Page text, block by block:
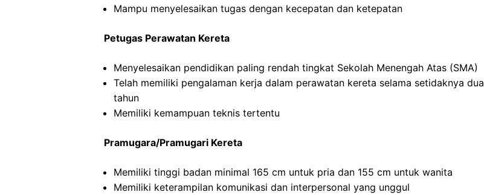
Mampu menyelesaikan tugas dengan kecepatan dan ketepatan
Petugas Perawatan Kereta
Menyelesaikan pendidikan paling rendah tingkat Sekolah Menengah Atas (SMA)
Telah memiliki pengalaman kerja dalam perawatan kereta selama setidaknya dua
tahun
Memiliki kemampuan teknis tertentu
Pramugara/Pramugari Kereta
Memiliki tinggi badan minimal 165 cm untuk pria dan 155 cm untuk wanita
Memiliki keterampilan komunikasi dan interpersonal yang unggul